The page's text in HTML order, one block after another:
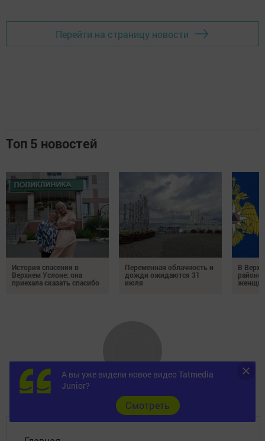
Перейти на страницу новости
Топ 5 новостей
История спасения в
Верхнем Услоне: она
приехала сказать спасибо
Переменная облачность и
дожди ожидаются 31
июля
В
районе
А вы уже видели новое видео Tatmedia
Junior?
Cмотреть